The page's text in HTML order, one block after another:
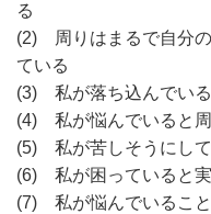
る
(2) 周りはまるで自分
ている
(3) 私が落ち込んでい
(4) 私が悩んでいると
(5) 私が苦しそうにし
(6) 私が困っていると
(7) 私が悩んでいるこ